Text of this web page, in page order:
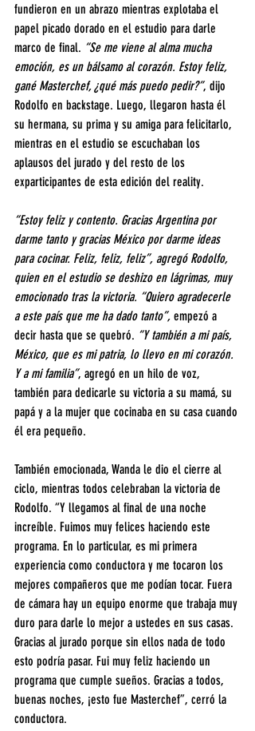
fundieron en un abrazo mientras explotaba el
papel picado dorado en el estudio para darle
marco de final. “Se me viene al alma mucha
emoción, es un bálsamo al corazón. Estoy feliz,
gané Masterchef, ¿qué más puedo pedir?”, dijo
Rodolfo en backstage. Luego, llegaron hasta él
su hermana, su prima y su amiga para felicitarlo,
mientras en el estudio se escuchaban los
aplausos del jurado y del resto de los
exparticipantes de esta edición del reality.
“Estoy feliz y contento. Gracias Argentina por
darme tanto y gracias México por darme ideas
para cocinar. Feliz, feliz, feliz”, agregó Rodolfo,
quien en el estudio se deshizo en lágrimas, muy
emocionado tras la victoria. “Quiero agradecerle
a este país que me ha dado tanto”, empezó a
decir hasta que se quebró. “Y también a mi país,
México, que es mi patria, lo llevo en mi corazón.
Y a mi familia”, agregó en un hilo de voz,
también para dedicarle su victoria a su mamá, su
papá y a la mujer que cocinaba en su casa cuando
él era pequeño.
También emocionada, Wanda le dio el cierre al
ciclo, mientras todos celebraban la victoria de
Rodolfo. “Y llegamos al final de una noche
increíble. Fuimos muy felices haciendo este
programa. En lo particular, es mi primera
experiencia como conductora y me tocaron los
mejores compañeros que me podían tocar. Fuera
de cámara hay un equipo enorme que trabaja muy
duro para darle lo mejor a ustedes en sus casas.
Gracias al jurado porque sin ellos nada de todo
esto podría pasar. Fui muy feliz haciendo un
programa que cumple sueños. Gracias a todos,
buenas noches, ¡esto fue Masterchef”, cerró la
conductora.